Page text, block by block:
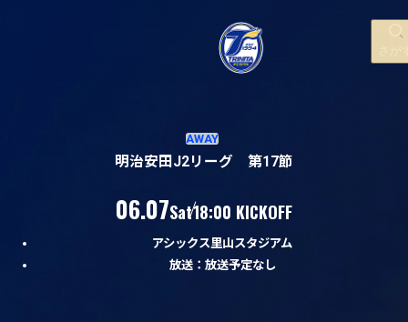
02/06
AWAY
明治安田J2リーグ 第17節
06.07
（土）
Sat18:00 KICKOFF
アシックス里山スタジアム
放送：放送予定なし